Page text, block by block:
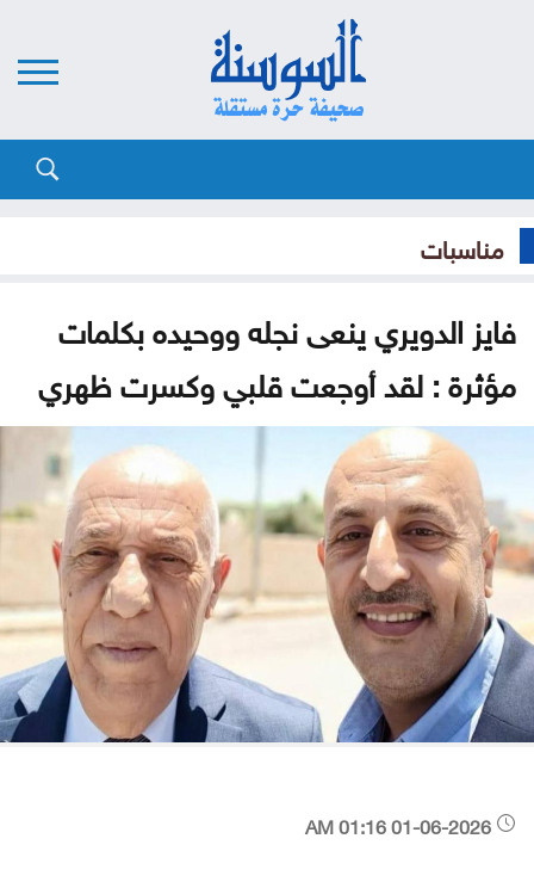
مناسبات
فايز الدويري ينعى نجله ووحيده بكلمات
مؤثرة : لقد أوجعت قلبي وكسرت ظهري